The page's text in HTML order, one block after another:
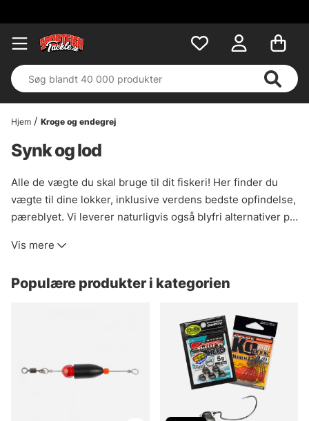
Hjem Kroge og endegrej
Synk og lod
Alle de vægte du skal bruge til dit fiskeri! Her finder du
vægte til dine lokker, inklusive verdens bedste opfindelse,
pæreblyet. Vi leverer naturligvis også blyfri alternativer på
eller pærebly du skal bruge, har vi f.eks. sortimentsæsker
fornuftige priser.
Vis mere
Populære produkter i kategorien